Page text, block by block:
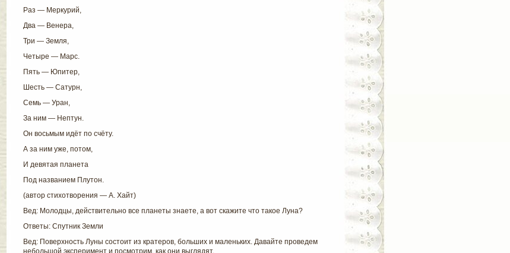
Раз — Меркурий,
Два — Венера,
Три — Земля,
Четыре — Марс.
Пять — Юпитер,
Шесть — Сатурн,
Семь — Уран,
За ним — Нептун.
Он восьмым идёт по счёту.
А за ним уже, потом,
И девятая планета
Под названием Плутон.
(автор стихотворения — А. Хайт)
Вед: Молодцы, действительно все планеты знаете, а вот скажите что такое Луна?
Ответы: Спутник Земли
Вед: Поверхность Луны состоит из кратеров, больших и маленьких. Давайте проведем
небольшой эксперимент и посмотрим, как они выглядят.